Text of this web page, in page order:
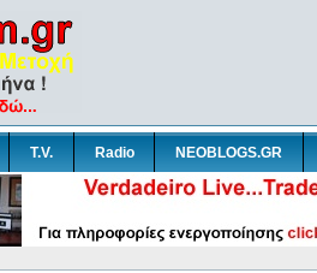
T.V. Radio NEOBLOGS.GR